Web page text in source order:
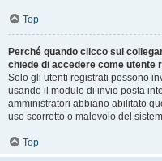
Top
Perché quando clicco sul
chiede di accedere come utente
Solo gli utenti registrati possono
usando il modulo di invio posta
amministratori abbiano abilitato
uso scorretto o malevolo del
Top